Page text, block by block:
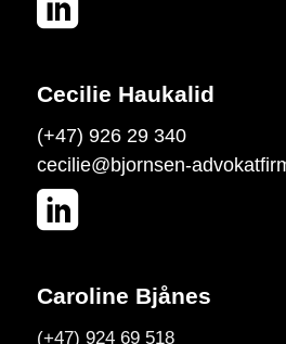
Cecilie Haukalid
(+47) 926 29 340
cecilie@bjornsen-
Caroline Bjånes
(+47) 924 69 518